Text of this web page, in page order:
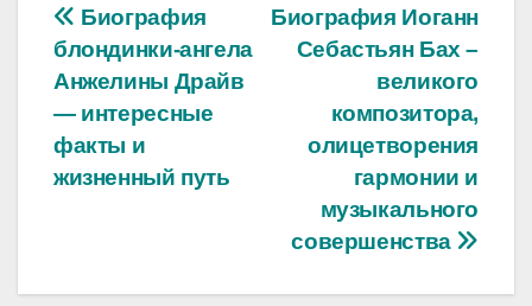
Навигация
по
записям
Биография Иоганн
Себастьян Бах –
великого
композитора,
олицетворения
гармонии и
музыкального
совершенства
Биография
блондинки-ангела
Анжелины Драйв
— интересные
факты и
жизненный путь